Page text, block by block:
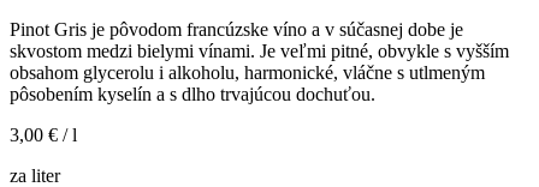
Pinot Gris je pôvodom francúzske víno a v súčasnej dobe je
skvostom medzi bielymi vínami. Je veľmi pitné, obvykle s vyšším
obsahom glycerolu i alkoholu, harmonické, vláčne s utlmeným
pôsobením kyselín a s dlho trvajúcou dochuťou.
3,00 € / l
za liter